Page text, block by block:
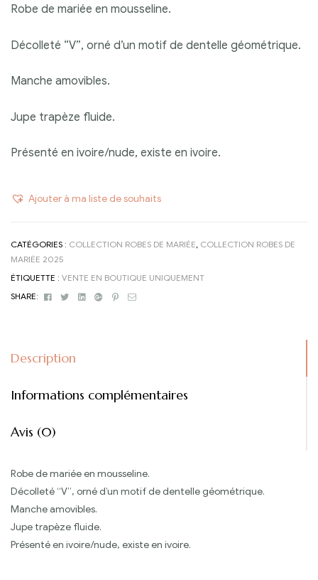
Robe de mariée en mousseline.
Décolleté “V”, orné d’un motif de dentelle géométrique.
Manche amovibles.
Jupe trapèze fluide.
Présenté en ivoire/nude, existe en ivoire.
Ajouter à ma liste de souhaits
CATÉGORIES : COLLECTION ROBES DE MARIÉE, COLLECTION ROBES DE
MARIÉE 2025
ÉTIQUETTE : VENTE EN BOUTIQUE UNIQUEMENT
SHARE:
FacebookTwitterLinkedinGoogle+Pinterest
Email
Description
Informations complémentaires
Avis (0)
Robe de mariée en mousseline.
Décolleté “V”, orné d’un motif de dentelle géométrique.
Manche amovibles.
Jupe trapèze fluide.
Présenté en ivoire/nude, existe en ivoire.